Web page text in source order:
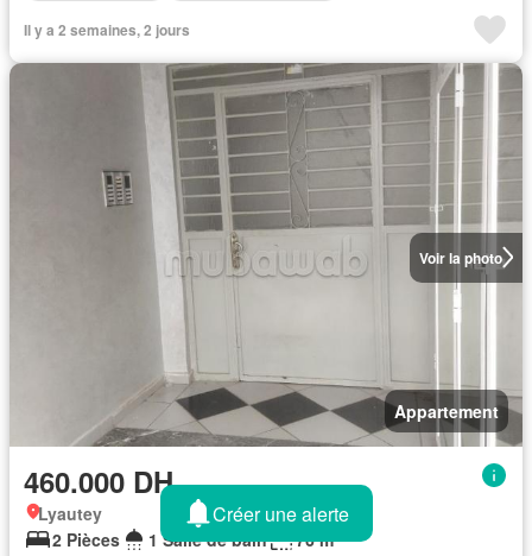
Il y a 2 semaines, 2 jours
Voir la photo
Appartement
460.000 DH
Lyautey
2 Pièces
1 Salle de bain 76 m²
Créer une alerte